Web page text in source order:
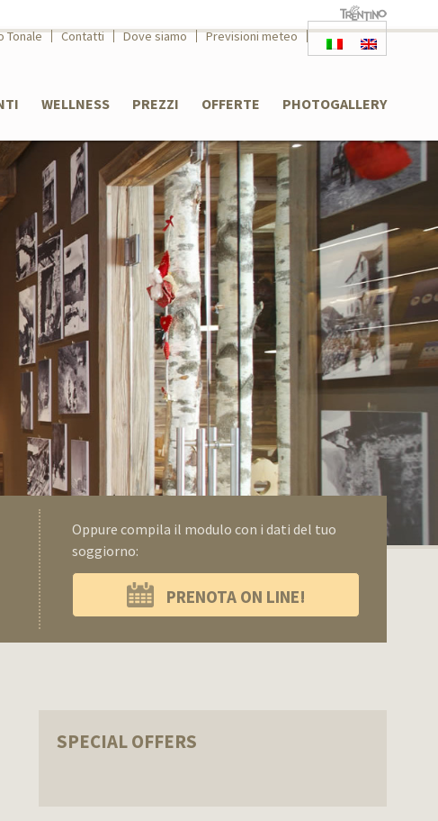
Tonale Contatti Dove siamo Previsioni meteo
WELLNESS PREZZI OFFERTE PHOTOGALLERY
Oppure compila il modulo con i dati del tuo
soggiorno:
PRENOTA ON LINE!
SPECIAL OFFERS